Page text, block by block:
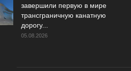
завершили первую в мире
трансграничную канатную
дорогу...
05.08.2026